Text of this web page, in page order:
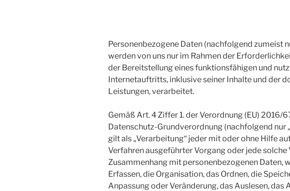
Personenbezogene Daten (nachfolgend zumeist
werden von uns nur im Rahmen der
der Bereitstellung eines funktionsfähigen und
Internetauftritts, inklusive seiner Inhalte und der
Leistungen, verarbeitet.
Gemäß Art. 4 Ziffer 1. der Verordnung (EU) 2016/
Datenschutz-Grundverordnung (nachfolgend nur
gilt als „Verarbeitung“ jeder mit oder ohne Hilfe
Verfahren ausgeführter Vorgang oder jede solche
Zusammenhang mit personenbezogenen Daten,
Erfassen, die Organisation, das Ordnen, die
Anpassung oder Veränderung, das Auslesen, das